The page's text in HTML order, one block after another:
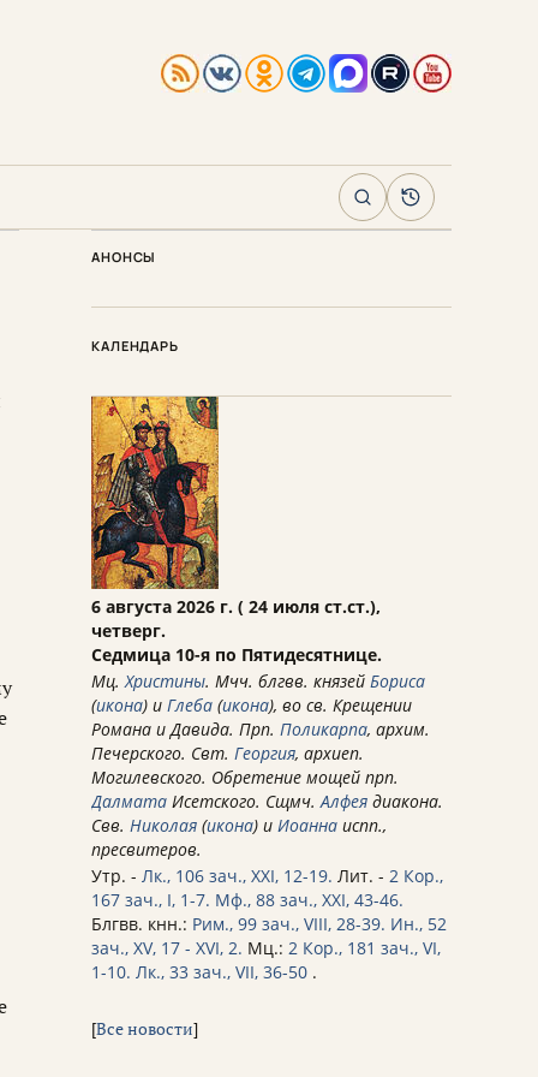
ПоискАрхив
АНОНСЫ
КАЛЕНДАРЬ
6 августа 2026 г. ( 24 июля ст.ст.),
четверг.
Седмица 10-я по Пятидесятнице.
Мц.Христины. Мчч. блгвв. князей Бориса
(икона) и Глеба (икона), во св. Крещении
Романа и Давида. Прп. Поликарпа, архим.
Печерского. Свт. Георгия, архиеп.
Могилевского. Обретение мощей прп.
Далмата Исетского. Сщмч.Алфея диакона.
Свв. Николая (икона) и Иоанна испп.,
пресвитеров.
Утр. - Лк., 106 зач., XXI, 12-19. Лит. - 2 Кор.,
167 зач., I, 1-7. Мф., 88 зач., XXI, 43-46.
Блгвв. кнн.: Рим., 99 зач., VIII, 28-39. Ин., 52
зач., XV, 17 - XVI, 2. Мц.: 2 Кор., 181 зач., VI,
1-10. Лк., 33 зач., VII, 36-50 .
[Все новости]